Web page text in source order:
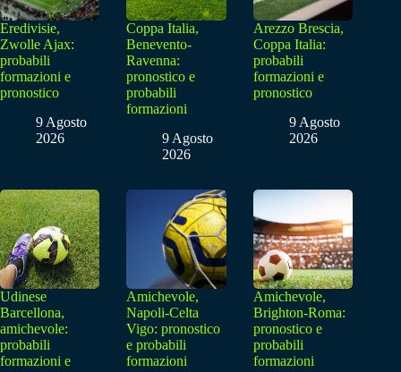
Eredivisie,
Zwolle Ajax:
probabili
formazioni e
pronostico
9 Agosto
2026
Coppa Italia,
Benevento-
Ravenna:
pronostico e
probabili
formazioni
9 Agosto
2026
Arezzo Brescia,
Coppa Italia:
probabili
formazioni e
pronostico
9 Agosto
2026
Udinese
Barcellona,
amichevole:
probabili
formazioni e
Amichevole,
Napoli-Celta
Vigo: pronostico
e probabili
formazioni
Amichevole,
Brighton-Roma:
pronostico e
probabili
formazioni